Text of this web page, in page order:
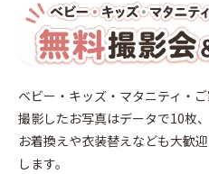
終
了
セン
ター
北
2026年
7 16
ベビー・キッズ・マタニティ・
撮影したお写真はデータで10枚
お着換えや衣装替えなども大歓
します。